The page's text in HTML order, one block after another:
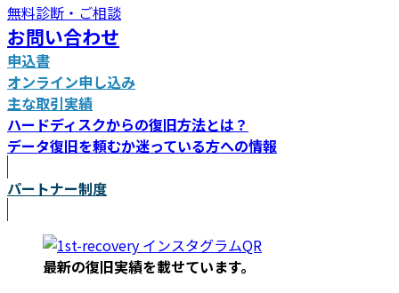
無料診断・ご相談
お問い合わせ
申込書
オンライン申し込み
主な取引実績
ハードディスクからの復旧方法とは？
データ復旧を頼むか迷っている方への情報
パートナー制度
最新の復旧実績を載せています。